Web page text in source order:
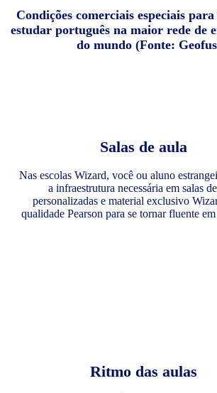
Condições comerciais especiais
estudar português na maior rede de
do mundo (Fonte:
Salas de aula
Nas escolas Wizard, você ou aluno
a infraestrutura necessária em salas
personalizadas e material exclusivo
qualidade Pearson para se tornar fluente
Ritmo das aulas